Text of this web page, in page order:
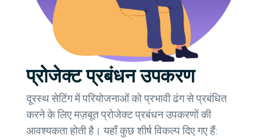
प्रोजेक्ट प्रबंधन उपकरण
दूरस्थ सेटिंग में परियोजनाओं को प्रभावी ढंग से प्रबंधित
करने के लिए मज़बूत प्रोजेक्ट प्रबंधन उपकरणों की
आवश्यकता होती है। यहाँ कुछ शीर्ष विकल्प दिए गए हैं: